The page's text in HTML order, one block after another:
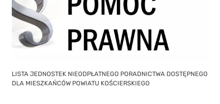
LISTA JEDNOSTEK NIEODPŁATNEGO PORADNICTWA DOSTĘPNEGO
DLA MIESZKAŃCÓW POWIATU KOŚCIERSKIEGO